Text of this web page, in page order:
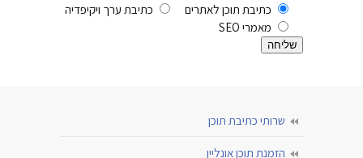
כתיבת תוכן לאתרים
כתיבת ערך ויקיפדיה
מאמרי SEO
שרותי כתיבת תוכן
הזמנת תוכן אונליין